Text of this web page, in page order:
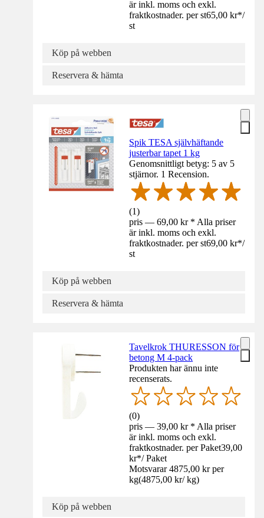
är inkl. moms och exkl.
fraktkostnader. per st65,00 kr*/
st
Köp på webben
Reservera & hämta
Spik TESA självhäftande
justerbar tapet 1 kg
Genomsnittligt betyg: 5 av 5
stjärnor. 1 Recension.
(1)
pris — 69,00 kr * Alla priser
är inkl. moms och exkl.
fraktkostnader. per st69,00 kr*/
st
Köp på webben
Reservera & hämta
Tavelkrok THURESSON för
betong M 4-pack
Produkten har ännu inte
recenserats.
(0)
pris — 39,00 kr * Alla priser
är inkl. moms och exkl.
fraktkostnader. per Paket39,00
kr*/ Paket
Motsvarar 4875,00 kr per
kg(4875,00 kr/ kg)
Köp på webben